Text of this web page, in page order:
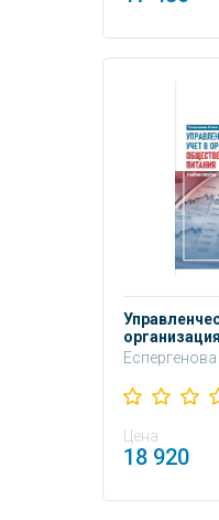
питания
Еспергенова
Цена
18 920